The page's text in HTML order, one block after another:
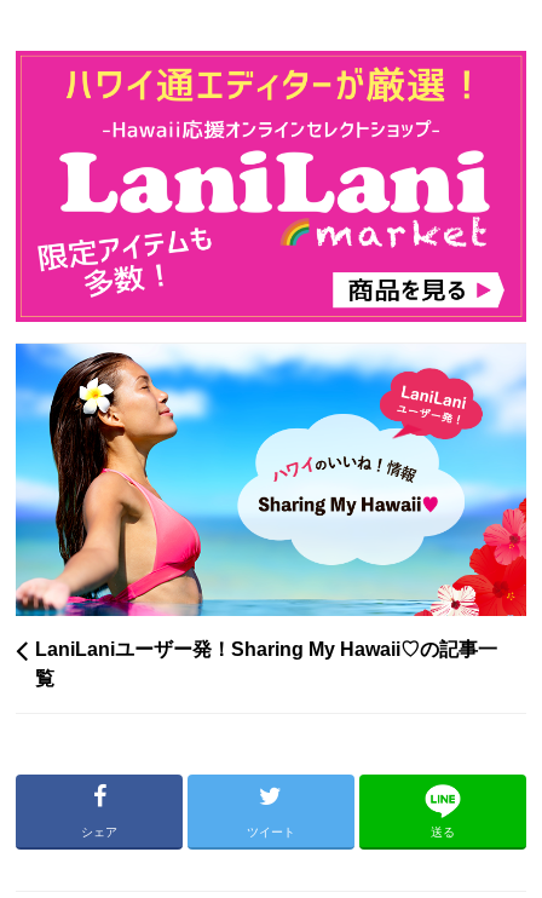
LaniLaniユーザー発！Sharing My Hawaii♡の記事一
覧
シェア ツイート 送る